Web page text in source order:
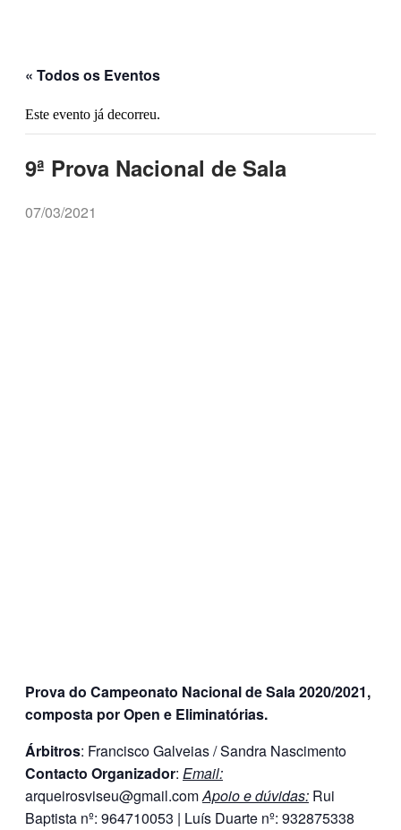
« Todos os Eventos
Este evento já decorreu.
9ª Prova Nacional de Sala
07/03/2021
Prova do Campeonato Nacional de Sala 2020/2021,
composta por Open e Eliminatórias.
Árbitros: Francisco Galveias / Sandra Nascimento
Contacto Organizador: Email:
arqueirosviseu@gmail.comApoio e dúvidas: Rui
Baptista nº: 964710053 | Luís Duarte nº: 932875338